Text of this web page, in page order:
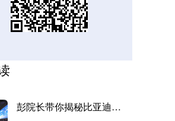
彭院长带你揭秘比亚迪e-BUS平...